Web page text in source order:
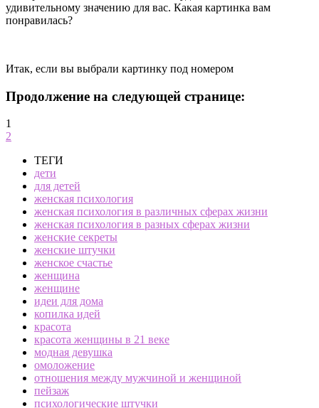
удивительному значению для вас. Какая картинка вам
понравилась?
Итак, если вы выбрали картинку под номером
Продолжение на следующей странице:
1
2
ТЕГИ
дети
для детей
женская психология
женская психология в различных сферах жизни
женская психология в разных сферах жизни
женские секреты
женские штучки
женское счастье
женщина
женщине
идеи для дома
копилка идей
красота
красота женщины в 21 веке
модная девушка
омоложение
отношения между мужчиной и женщиной
пейзаж
психологические штучки